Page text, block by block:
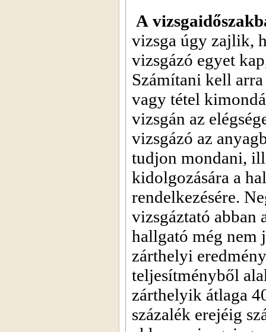
A
vizsga úgy zajlik,
vizsgázó egyet
Számítani kell
vagy tétel
vizsgán az
vizsgázó az
tudjon mondani,
kidolgozására a
rendelkezésére.
vizsgáztató abban
hallgató még nem
zárthelyi
teljesítményből
zárthelyik átlaga
százalék erejéig